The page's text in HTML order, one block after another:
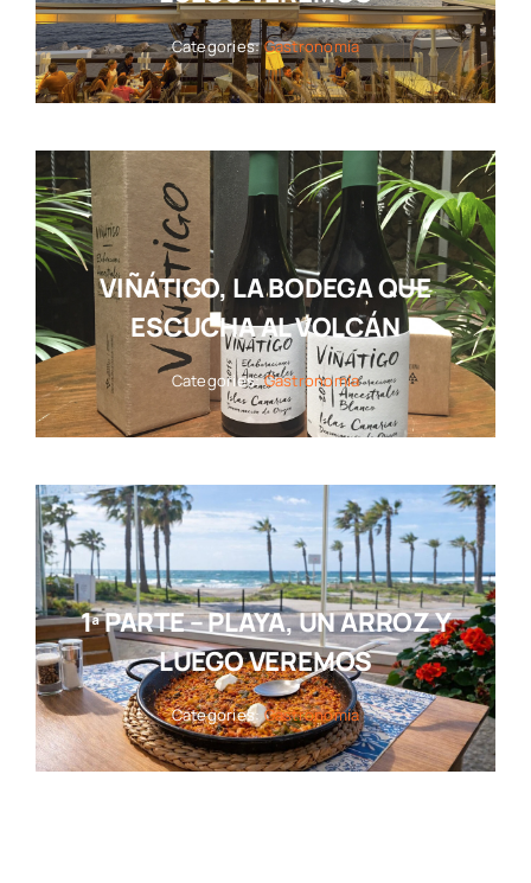
Categories:Gastronomía
VIÑÁTIGO, LA BODEGA QUE
ESCUCHA AL VOLCÁN
Categories:Gastronomía
1ª PARTE – PLAYA, UN ARROZ Y
LUEGO VEREMOS
Categories: Gastronomía